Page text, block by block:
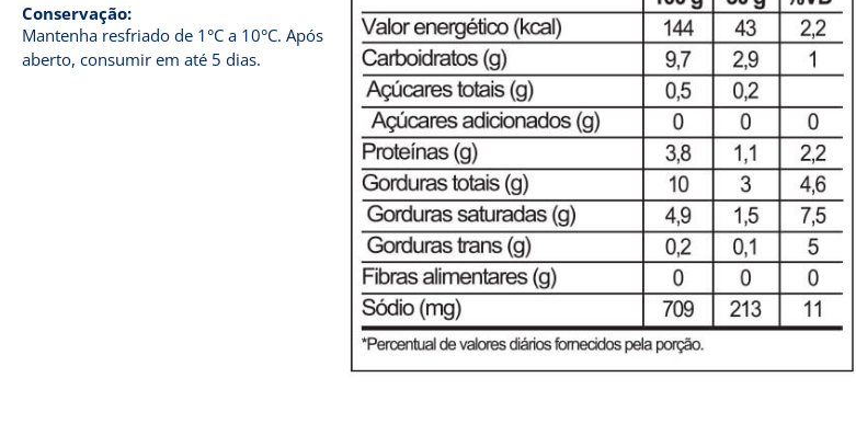
Conservação:
Mantenha resfriado de 1°C a 10°C. Após
aberto, consumir em até 5 dias.